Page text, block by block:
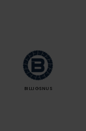
BILLIGSNUS